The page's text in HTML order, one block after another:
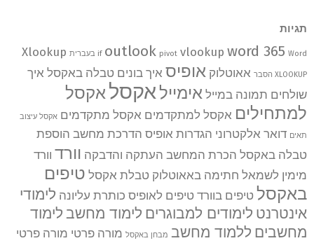
תגיות
if outlook pivot vlookup word 365 Word בעברית Xlookup
XLOOKUP הסבר אאוטלוק אופיס איך בונים טבלה באקסל איך
שולחים תמונה במייל אימיילאקסלאקסל
למתחילים אקסל למתקדמים אקסל מתקדמים אקסל עיצוב
תאים דואר אלקטרוני הגדרות אופיס הדרכת מחשב הוספת
טבלה באקסל הכרת המחשב העתקה והדבקה וורד וורד
מימין לשמאל חתימה באאוטלוק טבלת אקסל טיפים
באקסל טיפים בוורד טיפים לאופיס כותרת עליונה לימודי
אינטרנט לימודים למבוגרים לימוד מחשב לימוד
מחשבים ללמוד מחשב מבחן באקסל מורה פרטי מורה פרטי